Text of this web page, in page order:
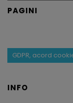
PAGINI
GDPR, acord
INFO